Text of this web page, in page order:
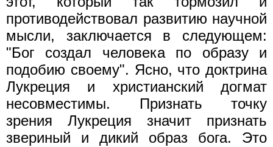
противодействовал развитию научной
мысли, заключается в следующем:
"Бог создал человека по образу и
подобию своему". Ясно, что доктрина
Лукреция и христианский догмат
несовместимы. Признать точку
зрения Лукреция значит признать
звериный и дикий образ бога. Это